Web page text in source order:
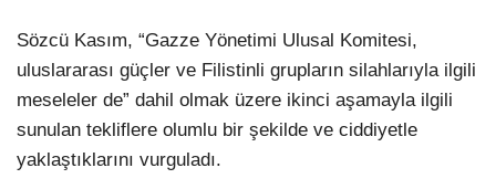
Sözcü Kasım, “Gazze Yönetimi Ulusal Komitesi,
uluslararası güçler ve Filistinli grupların silahlarıyla ilgili
meseleler de” dahil olmak üzere ikinci aşamayla ilgili
sunulan tekliflere olumlu bir şekilde ve ciddiyetle
yaklaştıklarını vurguladı.